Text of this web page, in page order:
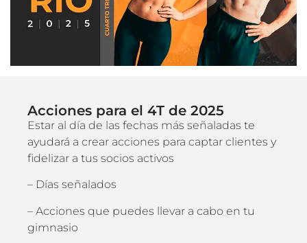
Acciones para el 4T de 2025
Estar al día de las fechas más señaladas te
ayudará a crear acciones para captar clientes y
fidelizar a tus socios activos
– Días señalados
– Acciones que puedes llevar a cabo en tu
gimnasio